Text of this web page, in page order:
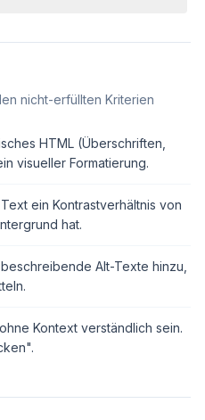
nicht-erfüllten Kriterien
HTML (Überschriften,
visueller Formatierung.
ein Kontrastverhältnis von
hat.
Alt-Texte hinzu,
Kontext verständlich sein.